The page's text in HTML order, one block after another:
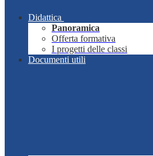
Didattica
Panoramica
Offerta formativa
I progetti delle classi
Documenti utili